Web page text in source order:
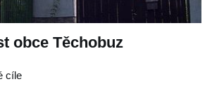
obce Těchobuz
cíle